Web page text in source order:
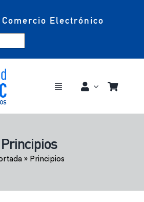
Electrónico
Toggle
Principios
» Principios